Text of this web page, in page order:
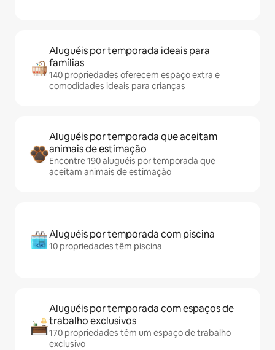
Aluguéis por temporada ideais para
famílias
140 propriedades oferecem espaço extra e
comodidades ideais para crianças
Aluguéis por temporada que aceitam
animais de estimação
Encontre 190 aluguéis por temporada que
aceitam animais de estimação
Aluguéis por temporada com piscina
10 propriedades têm piscina
Aluguéis por temporada com espaços de
trabalho exclusivos
170 propriedades têm um espaço de trabalho
exclusivo